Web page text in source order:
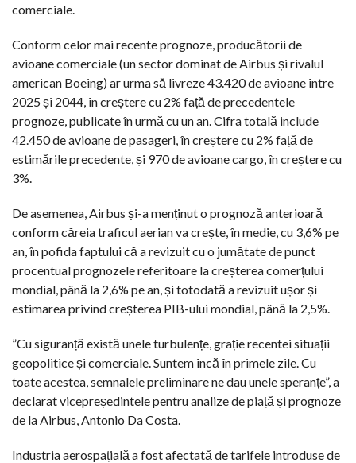
comerciale.
Conform celor mai recente prognoze, producătorii de
avioane comerciale (un sector dominat de Airbus și rivalul
american Boeing) ar urma să livreze 43.420 de avioane între
2025 și 2044, în creștere cu 2% față de precedentele
prognoze, publicate în urmă cu un an. Cifra totală include
42.450 de avioane de pasageri, în creștere cu 2% față de
estimările precedente, și 970 de avioane cargo, în creștere cu
3%.
De asemenea, Airbus și-a menținut o prognoză anterioară
conform căreia traficul aerian va crește, în medie, cu 3,6% pe
an, în pofida faptului că a revizuit cu o jumătate de punct
procentual prognozele referitoare la creșterea comerțului
mondial, până la 2,6% pe an, și totodată a revizuit ușor și
estimarea privind creșterea PIB-ului mondial, până la 2,5%.
”Cu siguranță există unele turbulențe, grație recentei situații
geopolitice și comerciale. Suntem încă în primele zile. Cu
toate acestea, semnalele preliminare ne dau unele speranțe”, a
declarat vicepreședintele pentru analize de piață și prognoze
de la Airbus, Antonio Da Costa.
Industria aerospațială a fost afectată de tarifele introduse de